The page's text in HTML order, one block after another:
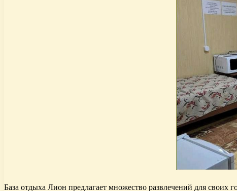
База отдыха Лион предлагает множество развлечений для своих